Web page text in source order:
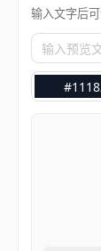
输入文字后
输入预览